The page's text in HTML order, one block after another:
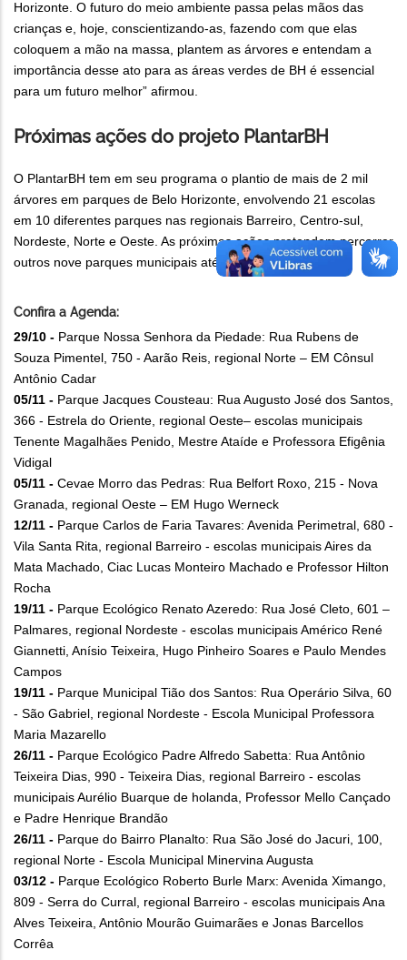
Horizonte. O futuro do meio ambiente passa pelas mãos das
crianças e, hoje, conscientizando-as, fazendo com que elas
coloquem a mão na massa, plantem as árvores e entendam a
importância desse ato para as áreas verdes de BH é essencial
para um futuro melhor” afirmou.
Próximas ações do projeto PlantarBH
O PlantarBH tem em seu programa o plantio de mais de 2 mil
árvores em parques de Belo Horizonte, envolvendo 21 escolas
em 10 diferentes parques nas regionais Barreiro, Centro-sul,
Nordeste, Norte e Oeste. As próximas ações pretendem percorrer
outros nove parques municipais até o mês de dezembro.
Confira a Agenda:
29/10 - Parque Nossa Senhora da Piedade: Rua Rubens de
Souza Pimentel, 750 - Aarão Reis, regional Norte – EM Cônsul
Antônio Cadar
05/11 - Parque Jacques Cousteau: Rua Augusto José dos Santos,
366 - Estrela do Oriente, regional Oeste– escolas municipais
Tenente Magalhães Penido, Mestre Ataíde e Professora Efigênia
Vidigal
05/11 - Cevae Morro das Pedras: Rua Belfort Roxo, 215 - Nova
Granada, regional Oeste – EM Hugo Werneck
12/11 - Parque Carlos de Faria Tavares: Avenida Perimetral, 680 -
Vila Santa Rita, regional Barreiro - escolas municipais Aires da
Mata Machado, Ciac Lucas Monteiro Machado e Professor Hilton
Rocha
19/11 - Parque Ecológico Renato Azeredo: Rua José Cleto, 601 –
Palmares, regional Nordeste - escolas municipais Américo René
Giannetti, Anísio Teixeira, Hugo Pinheiro Soares e Paulo Mendes
Campos
19/11 - Parque Municipal Tião dos Santos: Rua Operário Silva, 60
- São Gabriel, regional Nordeste - Escola Municipal Professora
Maria Mazarello
26/11 - Parque Ecológico Padre Alfredo Sabetta: Rua Antônio
Teixeira Dias, 990 - Teixeira Dias, regional Barreiro - escolas
municipais Aurélio Buarque de holanda, Professor Mello Cançado
e Padre Henrique Brandão
26/11 - Parque do Bairro Planalto: Rua São José do Jacuri, 100,
regional Norte - Escola Municipal Minervina Augusta
03/12 - Parque Ecológico Roberto Burle Marx: Avenida Ximango,
809 - Serra do Curral, regional Barreiro - escolas municipais Ana
Alves Teixeira, Antônio Mourão Guimarães e Jonas Barcellos
Corrêa